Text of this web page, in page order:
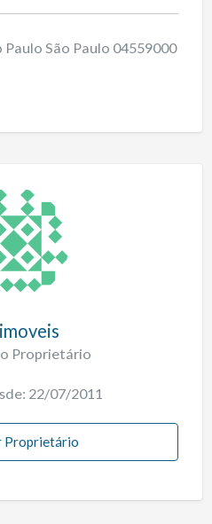
São Paulo 04559000
Proprietário
22/07/2011
Proprietário